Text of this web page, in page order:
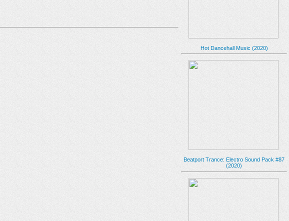
Hot Dancehall Music (2020)
Beatport Trance: Electro Sound Pack #87
(2020)